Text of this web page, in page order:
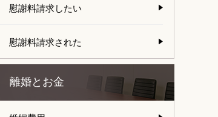
慰謝料請求したい
慰謝料請求された
離婚とお金